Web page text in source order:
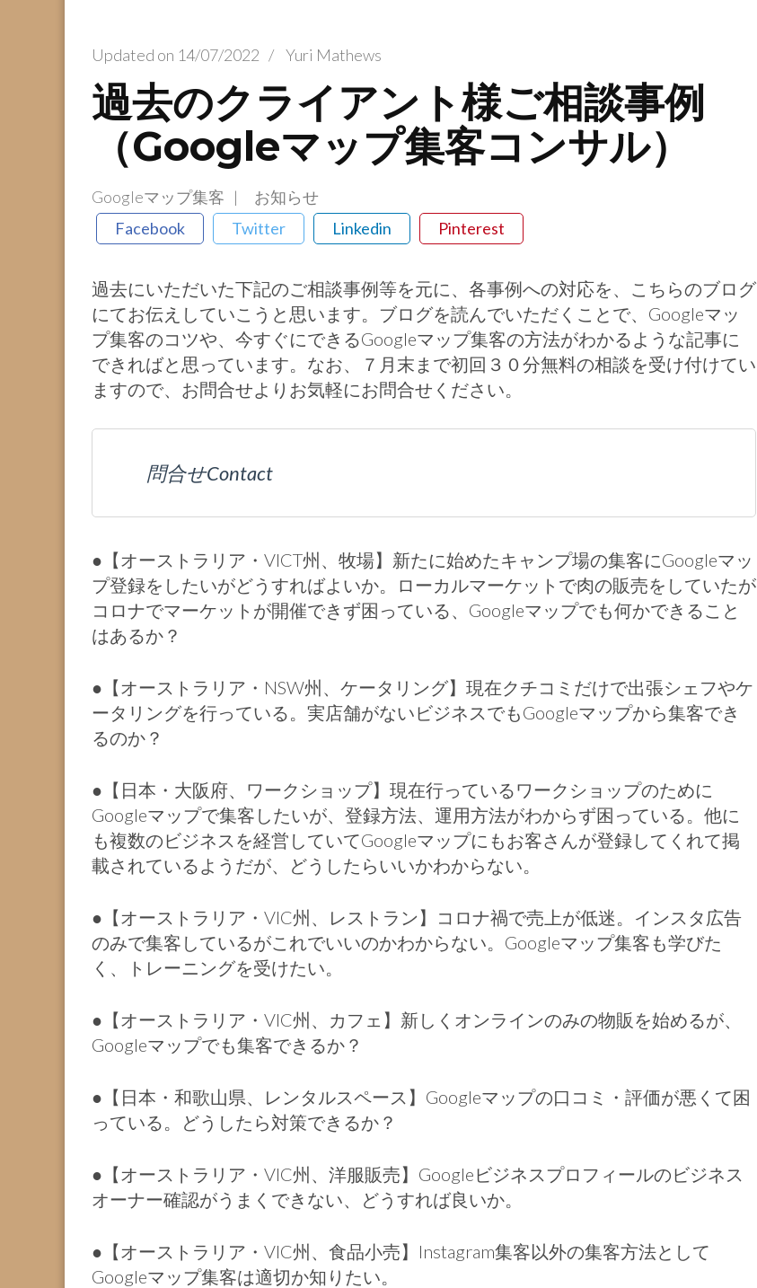
Updated on 14/07/2022 / Yuri Mathews
過去のクライアント様ご相談事例
（Googleマップ集客コンサル）
Googleマップ集客
お知らせ
Facebook
Twitter Linkedin Pinterest
過去にいただいた下記のご相談事例等を元に、各事例への対応を、こちらのブログ
にてお伝えしていこうと思います。ブログを読んでいただくことで、Googleマッ
プ集客のコツや、今すぐにできるGoogleマップ集客の方法がわかるような記事に
できればと思っています。なお、７月末まで初回３０分無料の相談を受け付けてい
ますので、お問合せよりお気軽にお問合せください。
問合せContact
●【オーストラリア・VICT州、牧場】新たに始めたキャンプ場の集客にGoogleマッ
プ登録をしたいがどうすればよいか。ローカルマーケットで肉の販売をしていたが
コロナでマーケットが開催できず困っている、Googleマップでも何かできること
はあるか？
●【オーストラリア・NSW州、ケータリング】現在クチコミだけで出張シェフやケ
ータリングを行っている。実店舗がないビジネスでもGoogleマップから集客でき
るのか？
●【日本・大阪府、ワークショップ】現在行っているワークショップのために
Googleマップで集客したいが、登録方法、運用方法がわからず困っている。他に
も複数のビジネスを経営していてGoogleマップにもお客さんが登録してくれて掲
載されているようだが、どうしたらいいかわからない。
●【オーストラリア・VIC州、レストラン】コロナ禍で売上が低迷。インスタ広告
のみで集客しているがこれでいいのかわからない。Googleマップ集客も学びた
く、トレーニングを受けたい。
●【オーストラリア・VIC州、カフェ】新しくオンラインのみの物販を始めるが、
Googleマップでも集客できるか？
●【日本・和歌山県、レンタルスペース】Googleマップの口コミ・評価が悪くて困
っている。どうしたら対策できるか？
●【オーストラリア・VIC州、洋服販売】Googleビジネスプロフィールのビジネス
オーナー確認がうまくできない、どうすれば良いか。
●【オーストラリア・VIC州、食品小売】Instagram集客以外の集客方法として
Googleマップ集客は適切か知りたい。